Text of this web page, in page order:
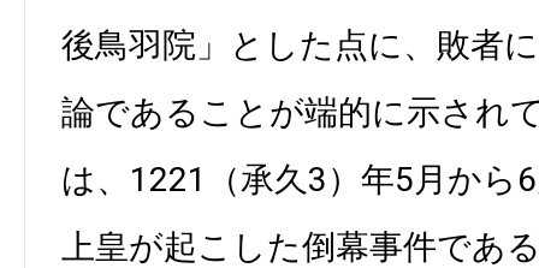
後鳥羽院」とした点に、敗者
論であることが端的に示され
は、1221（承久3）年5月から
上皇が起こした倒幕事件であ